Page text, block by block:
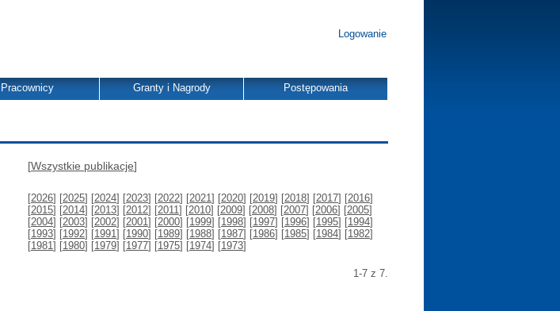
Logowanie
Pracownicy Granty i Nagrody Postępowania
[Wszystkie publikacje]
[2026] [2025] [2024] [2023] [2022] [2021] [2020] [2019] [2018] [2017] [2016]
[2015] [2014] [2013] [2012] [2011] [2010] [2009] [2008] [2007] [2006] [2005]
[2004] [2003] [2002] [2001] [2000] [1999] [1998] [1997] [1996] [1995] [1994]
[1993] [1992] [1991] [1990] [1989] [1988] [1987] [1986] [1985] [1984] [1982]
[1981] [1980] [1979] [1977] [1975] [1974] [1973]
1-7 z 7.